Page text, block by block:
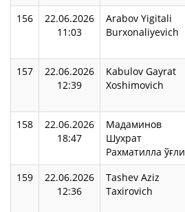
156
22.06.2026
11:03
Arabov Yigitali
Burxonaliyevich
157
22.06.2026
12:39
Kabulov Gayrat
Xoshimovich
158
22.06.2026
18:47
Мадаминов
Шухрат
Рахматилла ўғли
159
22.06.2026
12:36
Tashev Aziz
Taxirovich